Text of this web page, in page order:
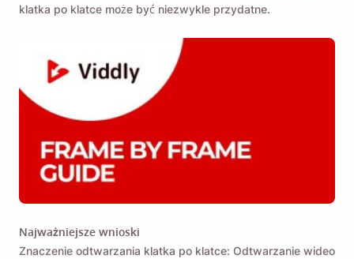
klatka po klatce może być niezwykle przydatne.
Najważniejsze wnioski
Znaczenie odtwarzania klatka po klatce: Odtwarzanie wideo